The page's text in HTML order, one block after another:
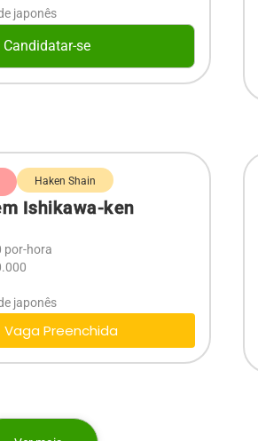
japonês
Candidatar-se
Haken Shain
Ishikawa-ken
por-hora
japonês
Vaga Preenchida